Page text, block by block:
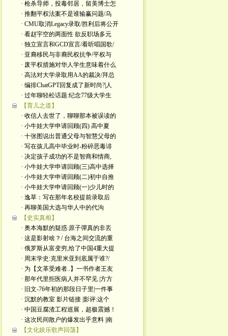
· 枪杀导师，投毒邻居，留美博士怎
· 推翻平权法案不是谁输赢问题/乌
· CMU取消Legacy录取/胜利后将公开
· 看赵宇空的两面性 欲反职场多元
· 独立宣言和GCD宣言/看听唱国歌/
· 亚裔移民与非裔民权抗争/平权与
· 废平权措施对华人学生意味着什么
· 高法对大学录取用AA的裁决/拜总
· 编排ChatGPT回复成了新时尚?|人
· 过年聊轻松话题:纪念77级大学生
【育儿之道】
· 收信人去世了，聊聊那本被误读的
· 小牛娃大学申请回顾(四) 高中夏
· 十张图说出普通父母与智慧父母的
· 写在孩儿高中毕业时-粉碎恶毒诽
· 决定孩子成功的不是智商和情商,
· 小牛娃大学申请回顾(三)高中选择
· 小牛娃大学申请回顾(二)初中自推
· 小牛娃大学申请回顾(一)少儿时的
· 逸草：写在那年名校提前录取后
· 再聊美国大选与华人中的代沟
【史实真相】
· 奥本海默的疑惑:原子彈真的非丟
· 这是影射啥？/ 台海之间交流的重
· 俄罗斯从富变穷,给了中国4重大提
· 周末学史:克里米亚到底属于谁?/
· 为【文革受难者..】一书作者王友
· 那年代里拒医病人并不罕见 |方方
· 旧文-76年初的那段日子里|一件事
· 沉默的教室 影片链接 |影评:这个
· 中国豆腐渣工程巡展，超极震撼！
· 这次民间散户的爆发出乎意料 |南
【文化娱乐歌声回荡】